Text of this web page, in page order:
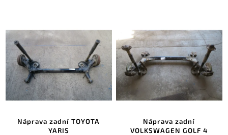
Náprava zadní TOYOTA
YARIS
Náprava zadní
VOLKSWAGEN GOLF 4